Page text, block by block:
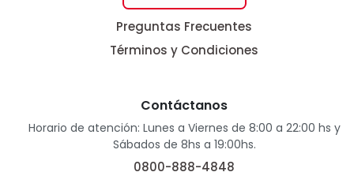
Preguntas Frecuentes
Términos y Condiciones
Contáctanos
Horario de atención: Lunes a Viernes de 8:00 a 22:00 hs y
Sábados de 8hs a 19:00hs.
0800-888-4848